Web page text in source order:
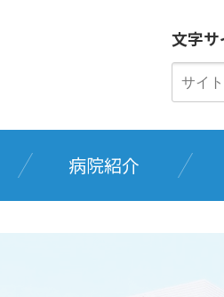
文字サ
病院紹介